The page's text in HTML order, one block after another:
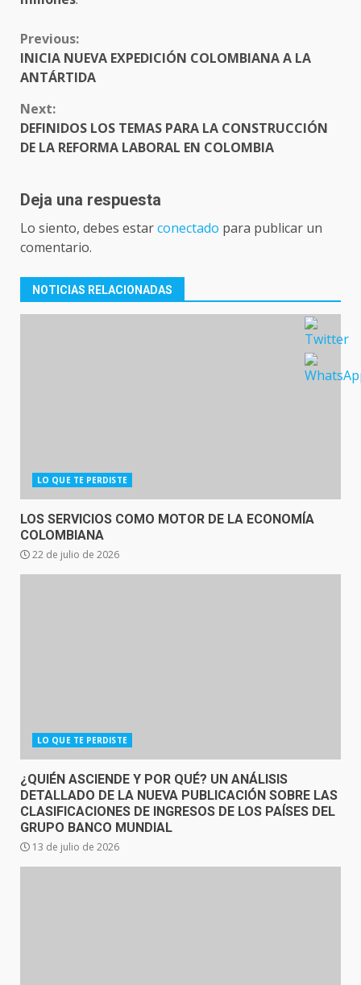
CONTINUE
READING
Previous:
INICIA NUEVA EXPEDICIÓN COLOMBIANA A LA
ANTÁRTIDA
Next:
DEFINIDOS LOS TEMAS PARA LA CONSTRUCCIÓN
DE LA REFORMA LABORAL EN COLOMBIA
Deja una respuesta
Lo siento, debes estarconectado para publicar un
comentario.
NOTICIAS RELACIONADAS
LO QUE TE PERDISTE
LOS SERVICIOS COMO MOTOR DE LA ECONOMÍA
COLOMBIANA
22 de julio de 2026
LO QUE TE PERDISTE
¿QUIÉN ASCIENDE Y POR QUÉ? UN ANÁLISIS
DETALLADO DE LA NUEVA PUBLICACIÓN SOBRE LAS
CLASIFICACIONES DE INGRESOS DE LOS PAÍSES DEL
GRUPO BANCO MUNDIAL
13 de julio de 2026